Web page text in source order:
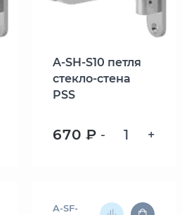
A-SH-S10 петля
стекло-стена
PSS
670 ₽ - +
A-SF-